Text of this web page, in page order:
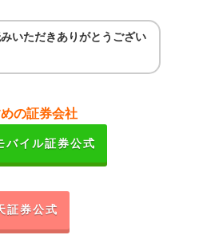
いただきありがとうござい
の証券会社
バイル証券公式
証券公式